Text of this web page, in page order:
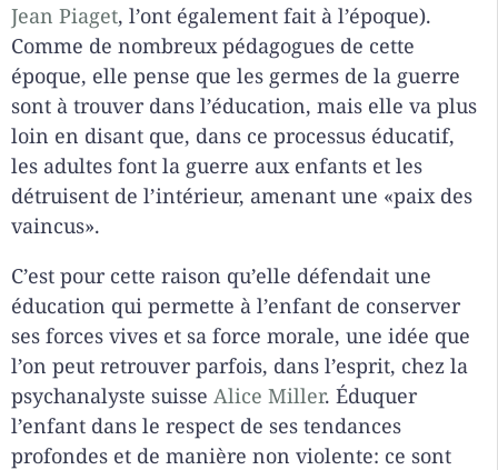
Jean Piaget, l’ont également fait à l’époque).
Comme de nombreux pédagogues de cette
époque, elle pense que les germes de la guerre
sont à trouver dans l’éducation, mais elle va plus
loin en disant que, dans ce processus éducatif,
les adultes font la guerre aux enfants et les
détruisent de l’intérieur, amenant une «paix des
vaincus».
C’est pour cette raison qu’elle défendait une
éducation qui permette à l’enfant de conserver
ses forces vives et sa force morale, une idée que
l’on peut retrouver parfois, dans l’esprit, chez la
psychanalyste suisse Alice Miller. Éduquer
l’enfant dans le respect de ses tendances
profondes et de manière non violente: ce sont